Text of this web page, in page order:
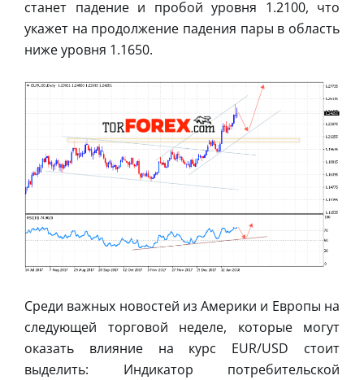
станет падение и пробой уровня 1.2100, что
укажет на продолжение падения пары в область
ниже уровня 1.1650.
Среди важных новостей из Америки и Европы на
следующей торговой неделе, которые могут
оказать влияние на курс EUR/USD стоит
выделить: Индикатор потребительской